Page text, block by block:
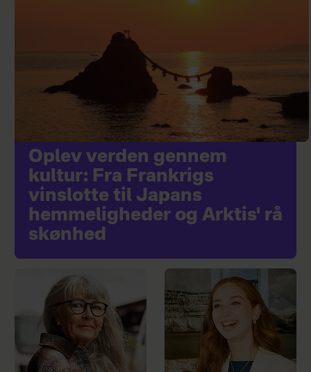
Oplev verden gennem
kultur: Fra Frankrigs
vinslotte til Japans
hemmeligheder og Arktis' rå
skønhed